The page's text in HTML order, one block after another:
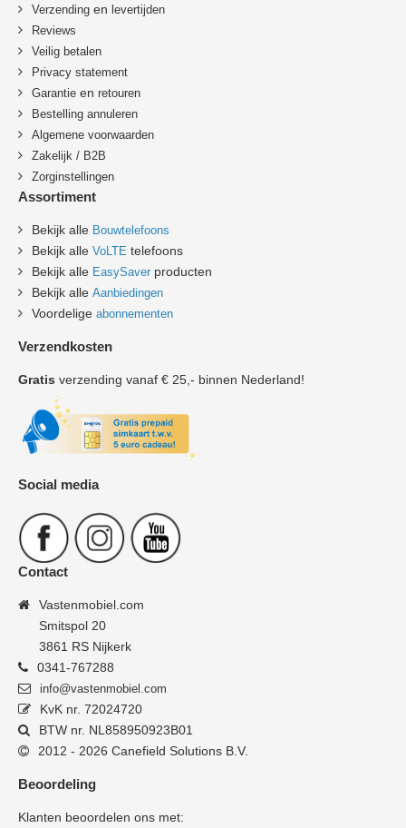
Verzending en levertijden
Reviews
Veilig betalen
Privacy statement
Garantie en retouren
Bestelling annuleren
Algemene voorwaarden
Zakelijk / B2B
Zorginstellingen
Assortiment
Bekijk alle Bouwtelefoons
Bekijk alle VoLTE telefoons
Bekijk alle EasySaver producten
Bekijk alle Aanbiedingen
Voordelige abonnementen
Verzendkosten
Gratis verzending vanaf € 25,- binnen Nederland!
Social media
Contact
Vastenmobiel.com
Smitspol 20
3861 RS Nijkerk
0341-767288
info@vastenmobiel.com
KvK nr. 72024720
BTW nr. NL858950923B01
2012 - 2026 Canefield Solutions B.V.
Beoordeling
Klanten beoordelen ons met: